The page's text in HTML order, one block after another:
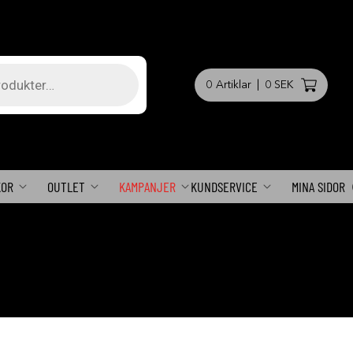
0 Artiklar 0 SEK
OUTLET KAMPANJER KUNDSERVICE MINA SIDOR